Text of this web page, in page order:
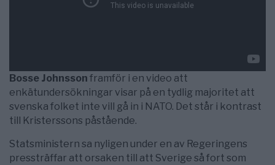
Bosse Johnsson framför i en video att
enkätundersökningar visar på en tydlig majoritet att
svenska folket inte vill gå in i NATO. Det står i kontrast
till Kristerssons påstående.
Statsministern sa nyligen under en av Regeringens
pressträffar att orsaken till att Sverige så fort som